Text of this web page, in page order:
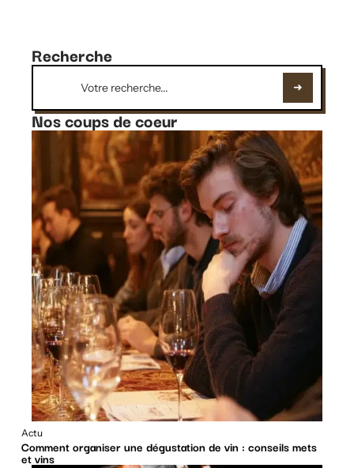
Recherche
Nos coups de coeur
Actu
Comment organiser une dégustation de vin : conseils mets
et vins